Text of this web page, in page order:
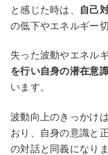
と感じた時は、
自己
の低下やエネルギー
失った波動やエネル
を行い自身の潜在意
います。
波動向上のきっかけ
おり、自身の意識と
の対話と同義になり